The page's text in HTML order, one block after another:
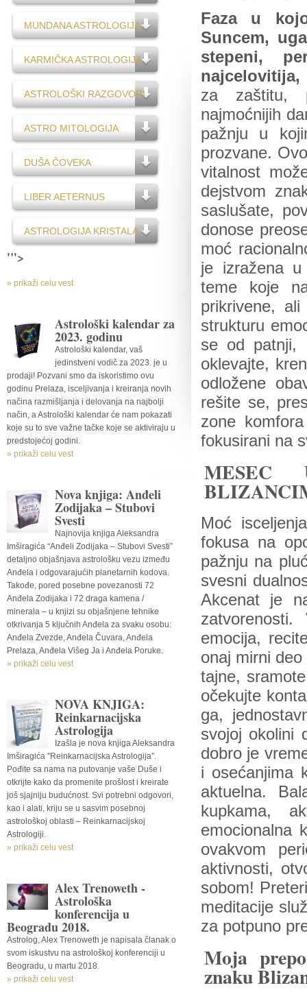
MUNDANA ASTROLOGIJA
KARMIČKA ASTROLOGIJA
ASTROLOŠKI RAZGOVORI
ASTRO MITOLOGIJA
DUŠA ČOVEKA
LIBER AETERNUS
ASTROLOGIJA KRISTALA
'">
» prikaži celu vest
Astrološki kalendar za
2023. godinu
Astrološki kalendar, vaš
jedinstveni vodič za 2023. je u
prodaji! Pozvani smo da iskoristimo ovu
godinu Prelaza, isceljivanja i kreiranja novih
načina razmišljanja i delovanja na najbolji
način, a Astrološki kalendar će nam pokazati
koje su to sve važne tačke koje se aktiviraju u
predstojećoj godini.
» prikaži celu vest
Nova knjiga: Anđeli
Zodijaka – Stubovi
Svesti
Najnovija knjiga Aleksandra
Imširagića “Anđeli Zodijaka – Stubovi Svesti”
detaljno objašnjava astrološku vezu između
Anđela i odgovarajućih planetarnih kodova.
Takođe, pored posebne povezanosti 72
Anđela Zodijaka i 72 draga kamena /
minerala – u knjizi su objašnjene tehnike
otkrivanja 5 ključnih Anđela za svaku osobu:
Anđela Zvezde, Anđela Čuvara, Anđela
Prelaza, Anđela Višeg Ja i Anđela Poruke.
» prikaži celu vest
NOVA KNJIGA:
Reinkarnacijska
Astrologija
Izašla je nova knjiga Aleksandra
Imširagića ''Reinkarnacijska Astrologija''.
Pođite sa nama na putovanje vaše Duše i
otkrijte kako da promenite prošlost i kreirate
još sjajniju budućnost. Svi potrebni odgovori,
kao i alati, kriju se u sasvim posebnoj
astrološkoj oblasti – Reinkarnacijskoj
Astrologiji.
» prikaži celu vest
Alex Trenoweth -
Astrološka
konferencija u
Beogradu 2018.
Astrolog, Alex Trenoweth je napisala članak o
svom iskustvu na astrološkoj konferenciji u
Beogradu, u martu 2018.
» prikaži celu vest
Faza u
Suncem,
stepeni,
za zaštitu,
najmoćnijih
pažnju u
prozvane.
vitalnost
dejstvom
saslušate,
donose
moć
je izražena u
teme koje
prikrivene,
strukturu
se od patnji,
oklevajte,
odložene
rešite se,
zone
fokusirani na
MESEC
Moć
fokusa na
pažnju na
svesni
Akcenat je
emocija,
onaj mirni
tajne,
očekujte
ga,
svojoj okolini
dobro je
i osećanjima
aktuelna.
kupkama,
emocionalna
ovakvom
aktivnosti,
sobom!
meditacije
za potpuno
Moja
znaku